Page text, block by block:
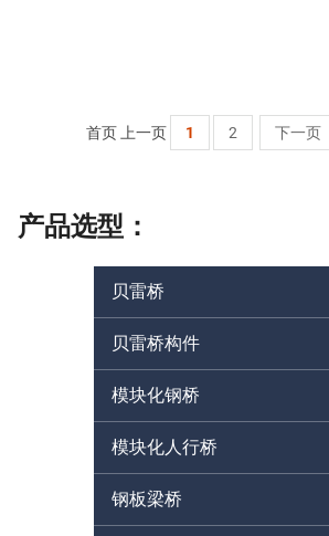
首页 上一页 1 2 下一页
产品选型：
贝雷桥
贝雷桥构件
模块化钢桥
模块化人行桥
钢板梁桥